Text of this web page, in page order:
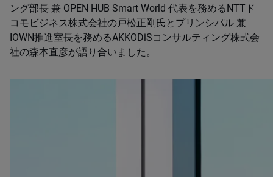
ング部長 兼 OPEN HUB Smart World 代表を務めるNTTド
コモビジネス株式会社の戸松正剛氏とプリンシパル 兼
IOWN推進室長を務めるAKKODiSコンサルティング株式会
社の森本直彦が語り合いました。